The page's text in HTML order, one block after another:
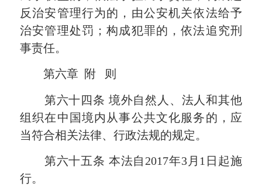
反治安管理行为的，由公安机关依法给予
治安管理处罚；构成犯罪的，依法追究刑
事责任。
第六章 附 则
第六十四条 境外自然人、法人和其他
组织在中国境内从事公共文化服务的，应
当符合相关法律、行政法规的规定。
第六十五条 本法自 2017年3月 1 日起施
行。